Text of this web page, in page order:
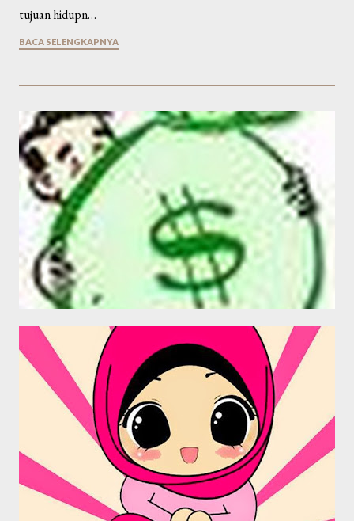
tujuan hidupn…
BACA SELENGKAPNYA